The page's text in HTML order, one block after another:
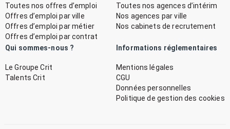
Toutes nos offres d’emploi
Offres d’emploi par ville
Offres d’emploi par métier
Offres d’emploi par contrat
Toutes nos agences d’intérim
Nos agences par ville
Nos cabinets de recrutement
Qui sommes-nous ?
Le Groupe Crit
Talents Crit
Informations réglementaires
Mentions légales
CGU
Données personnelles
Politique de gestion des cookies